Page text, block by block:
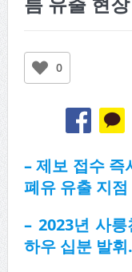
0
– 제보 접수 즉
폐유 유출 지
– 2023년 사
하우 십분 발